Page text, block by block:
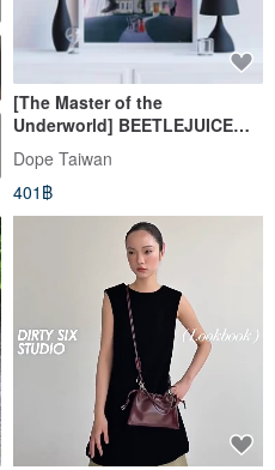
[The Master of the
Underworld] BEETLEJUICE
imported movie poster/Tim
Burton
Dope Taiwan
401฿